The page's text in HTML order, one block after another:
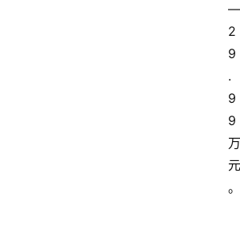
—
2
9
.
9
9
万
元
。